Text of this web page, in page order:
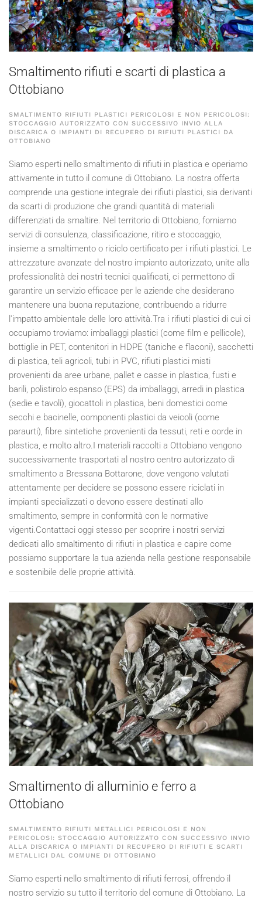
Smaltimento rifiuti e scarti di plastica a
Ottobiano
SMALTIMENTO RIFIUTI PLASTICI PERICOLOSI E NON PERICOLOSI:
STOCCAGGIO AUTORIZZATO CON SUCCESSIVO INVIO ALLA
DISCARICA O IMPIANTI DI RECUPERO DI RIFIUTI PLASTICI DA
OTTOBIANO
Siamo esperti nello smaltimento di rifiuti in plastica e operiamo
attivamente in tutto il comune di Ottobiano. La nostra offerta
comprende una gestione integrale dei rifiuti plastici, sia derivanti
da scarti di produzione che grandi quantità di materiali
differenziati da smaltire. Nel territorio di Ottobiano, forniamo
servizi di consulenza, classificazione, ritiro e stoccaggio,
insieme a smaltimento o riciclo certificato per i rifiuti plastici. Le
attrezzature avanzate del nostro impianto autorizzato, unite alla
professionalità dei nostri tecnici qualificati, ci permettono di
garantire un servizio efficace per le aziende che desiderano
mantenere una buona reputazione, contribuendo a ridurre
l'impatto ambientale delle loro attività.Tra i rifiuti plastici di cui ci
occupiamo troviamo: imballaggi plastici (come film e pellicole),
bottiglie in PET, contenitori in HDPE (taniche e flaconi), sacchetti
di plastica, teli agricoli, tubi in PVC, rifiuti plastici misti
provenienti da aree urbane, pallet e casse in plastica, fusti e
barili, polistirolo espanso (EPS) da imballaggi, arredi in plastica
(sedie e tavoli), giocattoli in plastica, beni domestici come
secchi e bacinelle, componenti plastici da veicoli (come
paraurti), fibre sintetiche provenienti da tessuti, reti e corde in
plastica, e molto altro.I materiali raccolti a Ottobiano vengono
successivamente trasportati al nostro centro autorizzato di
smaltimento a Bressana Bottarone, dove vengono valutati
attentamente per decidere se possono essere riciclati in
impianti specializzati o devono essere destinati allo
smaltimento, sempre in conformità con le normative
vigenti.Contattaci oggi stesso per scoprire i nostri servizi
dedicati allo smaltimento di rifiuti in plastica e capire come
possiamo supportare la tua azienda nella gestione responsabile
e sostenibile delle proprie attività.
Smaltimento di alluminio e ferro a
Ottobiano
SMALTIMENTO RIFIUTI METALLICI PERICOLOSI E NON
PERICOLOSI: STOCCAGGIO AUTORIZZATO CON SUCCESSIVO INVIO
ALLA DISCARICA O IMPIANTI DI RECUPERO DI RIFIUTI E SCARTI
METALLICI DAL COMUNE DI OTTOBIANO
Siamo esperti nello smaltimento di rifiuti ferrosi, offrendo il
nostro servizio su tutto il territorio del comune di Ottobiano. La